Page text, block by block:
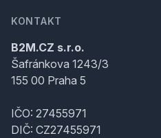
KONTAKT
B2M.CZ s.r.o.
Šafránkova 1243/3
155 00 Praha 5
IČO: 27455971
DIČ: CZ27455971